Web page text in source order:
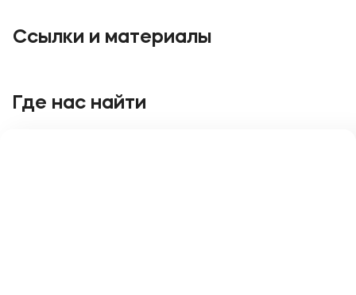
Ссылки и материалы
Где нас найти